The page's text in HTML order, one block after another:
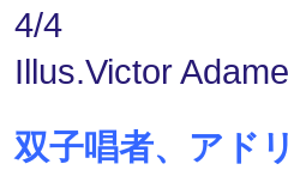
4/4
Illus.Victor
双子唱者、アド